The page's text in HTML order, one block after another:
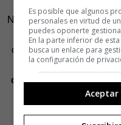
No sabemos lo que
nunca llegara la
crearemos barreras
las autopistas
comunidades
ejemplo,
redes exclusivas y
Es posible que algunos
personales en virtud de
puedes oponerte
En la parte inferior de
busca un enlace para
la configuración de
Aceptar